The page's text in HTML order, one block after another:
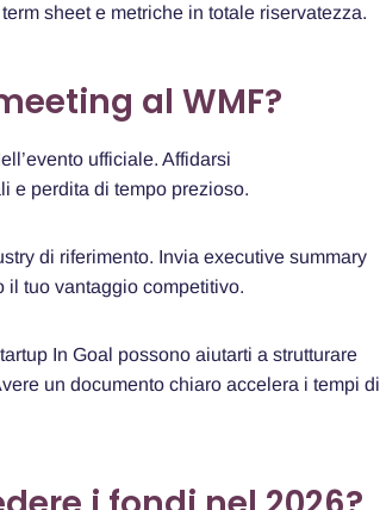
sheet e metriche in totale riservatezza.
al WMF?
ufficiale. Affidarsi
e perdita di tempo prezioso.
di riferimento. Invia executive summary
il tuo vantaggio competitivo.
In Goal possono aiutarti a strutturare
un documento chiaro accelera i tempi di